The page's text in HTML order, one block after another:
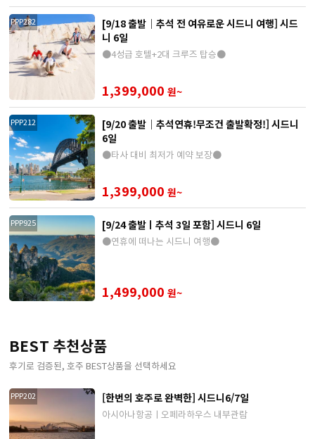
PPP282
[9/18 출발｜추석 전 여유로운 시드니 여행] 시드
니 6일
●4성급 호텔+2대 크루즈 탑승●
1,399,000 원~
PPP212
[9/20 출발｜추석연휴!무조건 출발확정!] 시드니
6일
●타사 대비 최저가 예약 보장●
1,399,000 원~
PPP925 [9/24 출발ㅣ추석 3일 포함] 시드니 6일
●연휴에 떠나는 시드니 여행●
1,499,000 원~
BEST 추천상품
후기로 검증된, 호주 BEST상품을 선택하세요
PPP202 [한번의 호주로 완벽한] 시드니6/7일
아시아나항공ㅣ오페라하우스 내부관람